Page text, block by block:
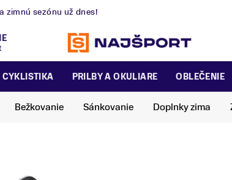
zimnú sezónu už dnes!
CYKLISTIKA PRILBY A OKULIARE OBLEČENIE
Bežkovanie Sánkovanie Doplnky zima